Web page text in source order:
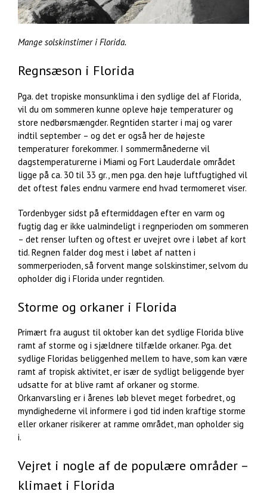
Mange solskinstimer i Florida.
Regnsæson i Florida
Pga. det tropiske monsunklima i den sydlige del af Florida,
vil du om sommeren kunne opleve høje temperaturer og
store nedbørsmængder. Regntiden starter i maj og varer
indtil september – og det er også her de højeste
temperaturer forekommer. I sommermånederne vil
dagstemperaturerne i Miami og Fort Lauderdale området
ligge på ca. 30 til 33 gr., men pga. den høje luftfugtighed vil
det oftest føles endnu varmere end hvad termomeret viser.
Tordenbyger sidst på eftermiddagen efter en varm og
fugtig dag er ikke ualmindeligt i regnperioden om sommeren
– det renser luften og oftest er uvejret ovre i løbet af kort
tid. Regnen falder dog mest i løbet af natten i
sommerperioden, så forvent mange solskinstimer, selvom du
opholder dig i Florida under regntiden.
Storme og orkaner i Florida
Primært fra august til oktober kan det sydlige Florida blive
ramt af storme og i sjældnere tilfælde orkaner. Pga. det
sydlige Floridas beliggenhed mellem to have, som kan være
ramt af tropisk aktivitet, er især de sydligt beliggende byer
udsatte for at blive ramt af orkaner og storme.
Orkanvarsling er i årenes løb blevet meget forbedret, og
myndighederne vil informere i god tid inden kraftige storme
eller orkaner risikerer at ramme området, man opholder sig
i.
Vejret i nogle af de populære områder –
klimaet i Florida